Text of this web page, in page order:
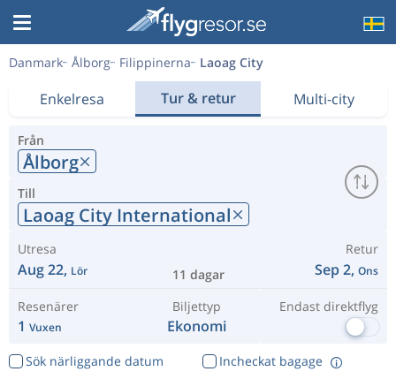
Danmark Ålborg Filippinerna Laoag City
Enkelresa Tur & retur Multi-city
Från
Ålborg
Till
Laoag City International
Utresa
Aug 22, Lör 11 dagar
Retur
Sep 2, Ons
Resenärer
1 Vuxen
Biljettyp
Ekonomi
Endast direktflyg
Sök närliggande datum
Incheckat bagage